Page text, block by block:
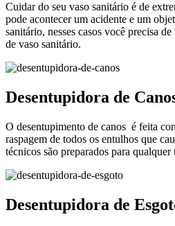
Cuidar do seu vaso sanitário é de
pode acontecer um acidente e um
sanitário, nesses casos você precisa
de vaso sanitário.
Desentupidora de
O desentupimento de canos é feita
raspagem de todos os entulhos que
técnicos são preparados para
Desentupidora de